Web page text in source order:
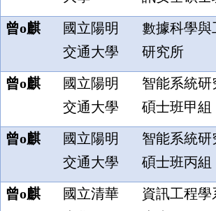
曾o麒
國立陽明
交通大學
數據科學與
研究所
曾o麒
國立陽明
交通大學
智能系統研
碩士班甲組
曾o麒
國立陽明
交通大學
智能系統研
碩士班丙組
曾o麒
國立清華
資訊工程學